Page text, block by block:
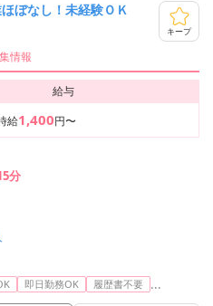
ぼなし！未経験ＯＫ
キープ
情報
給与
給1,400円〜
分
即日勤務OK 履歴書不要 ...